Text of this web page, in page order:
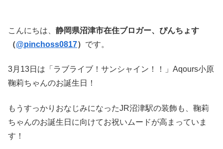
こんにちは、 静岡県沼津市在住ブロガー、ぴんちょす
（@pinchoss0817） です。
3月13日は「ラブライブ！サンシャイン！！」Aqours小原
鞠莉ちゃんのお誕生日！
もうすっかりおなじみになったJR沼津駅の装飾も、鞠莉
ちゃんのお誕生日に向けてお祝いムードが高まっていま
す！